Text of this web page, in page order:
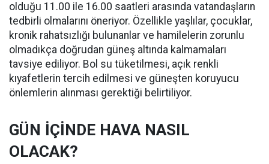
olduğu 11.00 ile 16.00 saatleri arasında vatandaşların
tedbirli olmalarını öneriyor. Özellikle yaşlılar, çocuklar,
kronik rahatsızlığı bulunanlar ve hamilelerin zorunlu
olmadıkça doğrudan güneş altında kalmamaları
tavsiye ediliyor. Bol su tüketilmesi, açık renkli
kıyafetlerin tercih edilmesi ve güneşten koruyucu
önlemlerin alınması gerektiği belirtiliyor.
GÜN İÇİNDE HAVA NASIL
OLACAK?